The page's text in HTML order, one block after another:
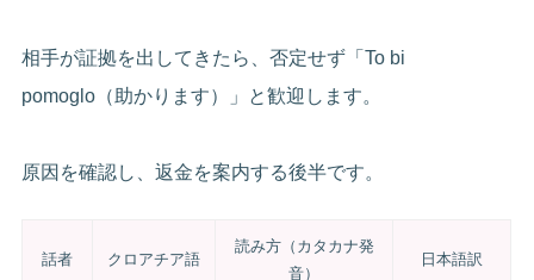
相手が証拠を出してきたら、否定せず「To bi
pomoglo（助かります）」と歓迎します。
原因を確認し、返金を案内する後半です。
話者 クロアチア語
読み方（カタカナ発
音）
日本語訳